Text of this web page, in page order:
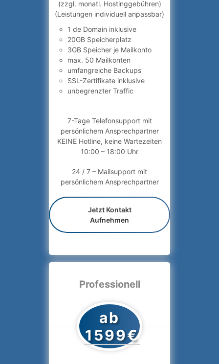
(zzgl. monatl. Hostinggebühren)
(Leistungen individuell anpassbar)
1 de Domain inklusive
20GB Speicherplatz
3GB Speicher je Mailkonto
max. 50 Mailkonten
umfangreiche Backups
SSL-Zertifikate inklusive
unbegrenzter Traffic
7-Tage Telefonsupport mit
persönlichem Ansprechpartner
KEINE Hotline, keine Wartezeiten
10:00 – 18:00 Uhr
24 / 7 – Mailsupport mit
persönlichem Ansprechpartner
Jetzt Kontakt
Aufnehmen
Professionell
ab
1599€